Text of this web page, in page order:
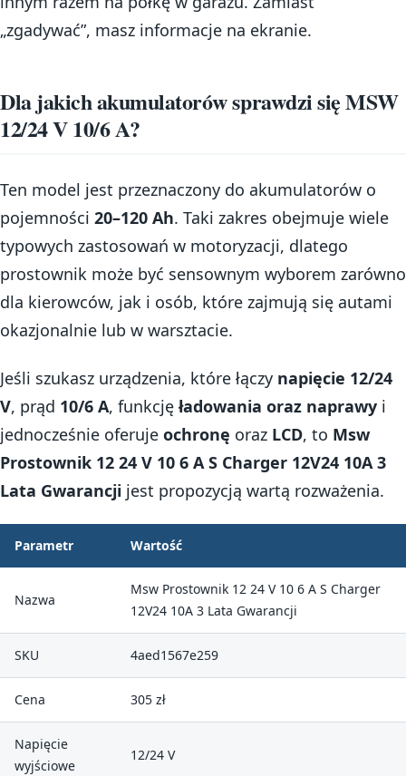
„zgadywać”, masz informacje na ekranie.
Dla jakich akumulatorów sprawdzi się MSW
12/24 V 10/6 A?
Ten model jest przeznaczony do akumulatorów o
pojemności 20–120 Ah. Taki zakres obejmuje wiele
typowych zastosowań w motoryzacji, dlatego
prostownik może być sensownym wyborem zarówno
dla kierowców, jak i osób, które zajmują się autami
okazjonalnie lub w warsztacie.
Jeśli szukasz urządzenia, które łączy napięcie 12/24
V, prąd 10/6 A, funkcję ładowania oraz naprawy i
jednocześnie oferuje ochronę oraz LCD, to Msw
Prostownik 12 24 V 10 6 A S Charger 12V24 10A 3
Lata Gwarancji jest propozycją wartą rozważenia.
Parametr Wartość
Nazwa
Msw Prostownik 12 24 V 10 6 A S Charger
12V24 10A 3 Lata Gwarancji
SKU 4aed1567e259
Cena 305 zł
Napięcie
wyjściowe
12/24 V